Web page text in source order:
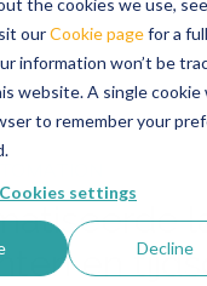
ourCookie pagefor a
information won’t be
website. A single cookie
to remember your
Cookies settings
Decline
en